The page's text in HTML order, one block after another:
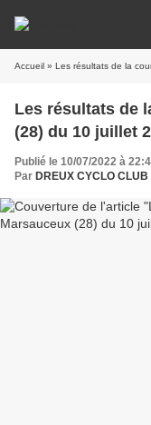
Accueil » Les résultats de la
Les résultats de
(28) du 10 juillet
Publié le 10/07/2022 à
Par DREUX CYCLO CLUB